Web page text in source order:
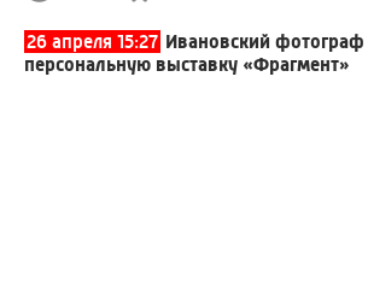
26 апреля 15:27 Ивановский фотограф
персональную выставку «Фрагмент»